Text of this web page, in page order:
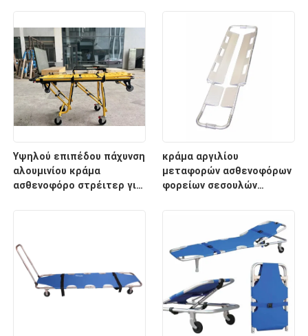
Υψηλού επιπέδου πάχυνση
αλουμινίου κράμα
ασθενοφόρο στρέιτερ για
νοσοκομειακή χρήση
κράμα αργιλίου
μεταφορών ασθενοφόρων
φορείων σεσουλών